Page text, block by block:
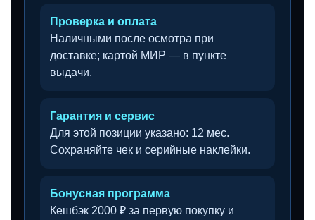
Проверка и оплата
Наличными после осмотра при
доставке; картой МИР — в пункте
выдачи.
Гарантия и сервис
Для этой позиции указано: 12 мес.
Сохраняйте чек и серийные наклейки.
Бонусная программа
Кешбэк 2000 ₽ за первую покупку и